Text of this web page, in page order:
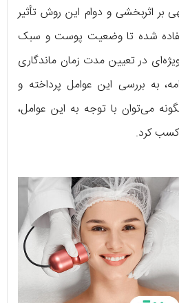
بر اثربخشی و دوام این روش تأثیر
شده تا وضعیت پوست و سبک
در تعیین مدت زمان ماندگاری
به بررسی این عوامل پرداخته و
می‌توان با توجه به این عوامل،
کسب کرد.